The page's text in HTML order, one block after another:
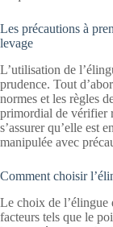
Les précautions à
levage
L’utilisation de
prudence. Tout
normes et les règles
primordial de vérifier
s’assurer qu’elle est
manipulée avec
Comment choisir
Le choix de l’élingue
facteurs tels que le